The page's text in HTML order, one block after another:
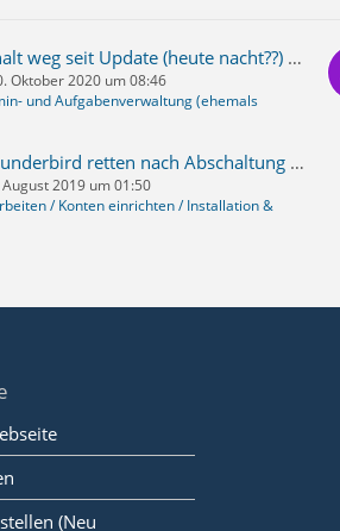
Kalenderinhalt weg seit Update (heute nacht??) nach Vs 78.3.2 !!!!
Oktober 2020 um 08:46
und Aufgabenverwaltung (ehemals
E-Mail in Thunderbird retten nach Abschaltung des E-Mail-Servers durch den Anbieter.
August 2019 um 01:50
/ Konten einrichten / Installation &
(Neu